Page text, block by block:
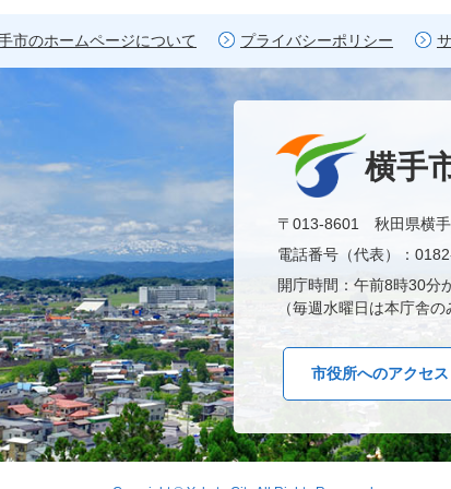
市のホームページについて プライバシーポリシー
横手
〒013-8601 秋田県横
電話番号（代表）：
開庁時間：午前8時30分
（毎週水曜日は本庁舎
市役所へのアクセス